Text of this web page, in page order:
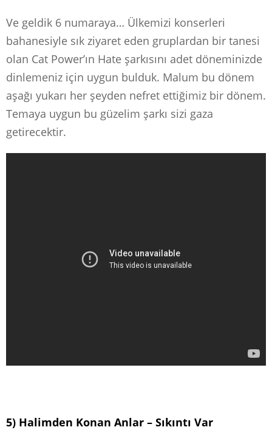
Ve geldik 6 numaraya… Ülkemizi konserleri
bahanesiyle sık ziyaret eden gruplardan bir tanesi
olan Cat Power’ın Hate şarkısını adet döneminizde
dinlemeniz için uygun bulduk. Malum bu dönem
aşağı yukarı her şeyden nefret ettiğimiz bir dönem.
Temaya uygun bu güzelim şarkı sizi gaza
getirecektir.
5) Halimden Konan Anlar – Sıkıntı Var